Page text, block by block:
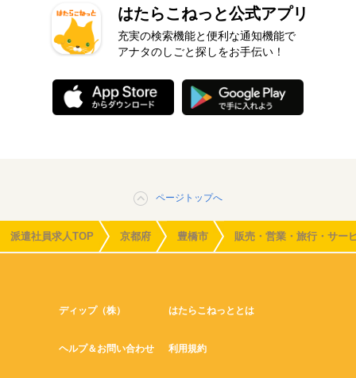
はたらこねっと公式アプリ
充実の検索機能と便利な通知機能で
アナタのしごと探しをお手伝い！
ページトップへ
派遣社員求人TOP 京都府 豊橋市 販売・営業・旅行・サー
ディップ（株） はたらこねっととは
ヘルプ＆お問い合わせ 利用規約